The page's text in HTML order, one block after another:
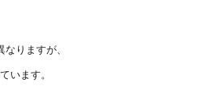
りますが、
います。